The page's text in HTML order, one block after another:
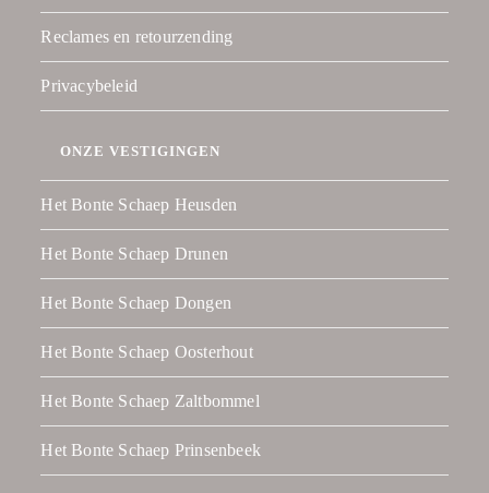
Reclames en retourzending
Privacybeleid
ONZE VESTIGINGEN
Het Bonte Schaep Heusden
Het Bonte Schaep Drunen
Het Bonte Schaep Dongen
Het Bonte Schaep Oosterhout
Het Bonte Schaep Zaltbommel
Het Bonte Schaep Prinsenbeek